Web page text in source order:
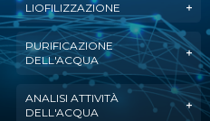
LIOFILIZZAZIONE
PURIFICAZIONE
DELL'ACQUA
ANALISI ATTIVITÀ
DELL'ACQUA